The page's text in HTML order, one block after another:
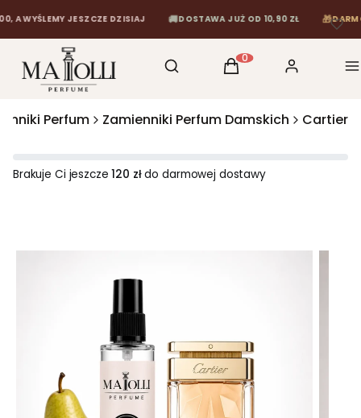
JESZCZE DZISIAJ 🚚 DOSTAWA JUŻ OD 10,90 ZŁ 🎁 DARMOWA
Otwórz wyszukiwarkę
Szukaj Produkty w koszyku:
Koszyk Zaloguj się
Perfum Zamienniki Perfum Damskich Cartier
Brakuje Ci jeszcze120 złdo darmowej dostawy